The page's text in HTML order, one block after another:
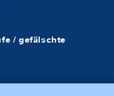
/ gefälschte